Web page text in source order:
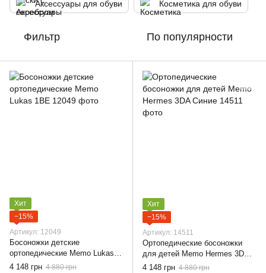
Аксессуары для обуви Косметика для обуви
Фильтр По популярности
Хит
−15%
Артикул: 12049
Босоножки детские
ортопедические Memo Lukas
1BE, 30
4 148 грн 4 880 грн
Хит
−15%
Артикул: 14511
Ортопедические босоножки
для детей Memo Hermes 3DA
Синие, 30
4 148 грн 4 880 грн